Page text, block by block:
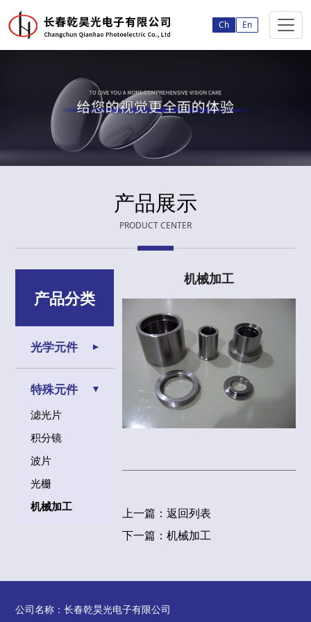
Ch En
产品展示
PRODUCT CENTER
产品分类
光学元件
特殊元件
滤光片
积分镜
波片
光栅
机械加工
机械加工
上一篇： 返回列表
下一篇： 机械加工
公司名称：长春乾昊光电子有限公司